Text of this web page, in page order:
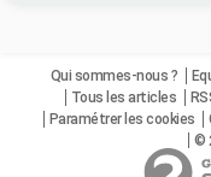
Qui sommes-nous ?
Tous les articles
Paramétrer les cookies
©